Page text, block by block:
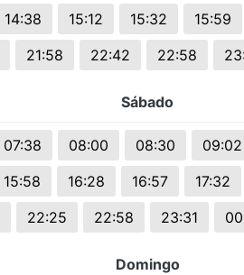
14:38 15:12 15:32 15:59
21:58 22:42 22:58
Sábado
07:38 08:00 08:30 09:02
15:58 16:28 16:57 17:32
22:25 22:58 23:31
Domingo